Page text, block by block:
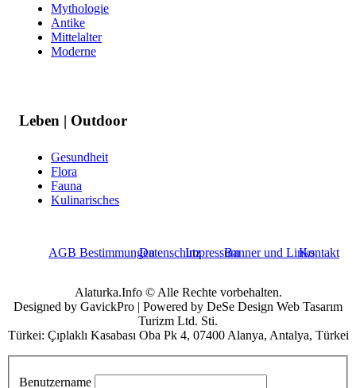
Mythologie
Antike
Mittelalter
Moderne
Leben | Outdoor
Gesundheit
Flora
Fauna
Kulinarisches
AGB BestimmungenDatenschutzImpressumBanner und LinksKontakt
Alaturka.Info © Alle Rechte vorbehalten.
Designed by GavickPro | Powered by DeSe Design Web Tasarım
Turizm Ltd. Sti.
Türkei: Çıplaklı Kasabası Oba Pk 4, 07400 Alanya, Antalya, Türkei
Benutzername